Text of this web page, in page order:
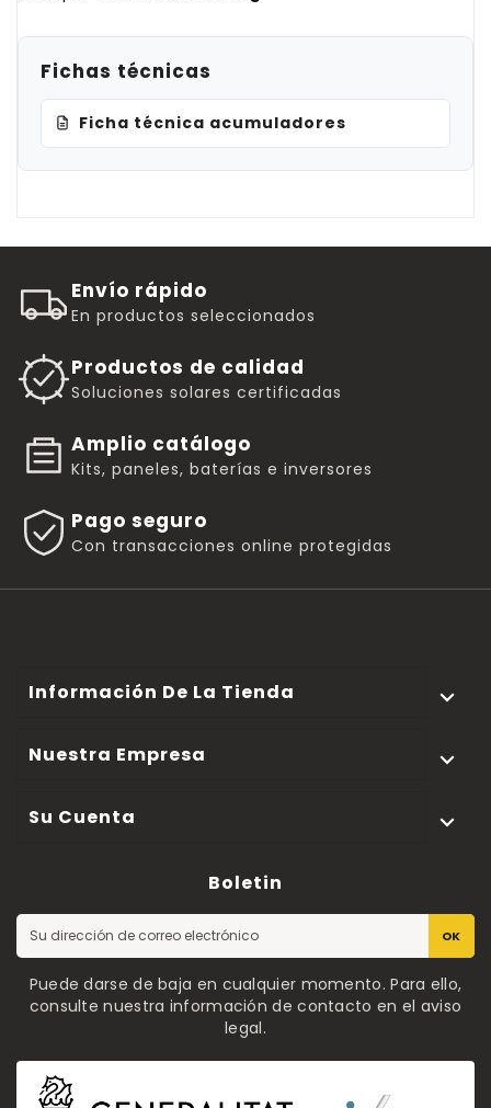
Fichas técnicas
Ficha técnica acumuladores
Envío rápido
En productos seleccionados
Productos de calidad
Soluciones solares certificadas
Amplio catálogo
Kits, paneles, baterías e inversores
Pago seguro
Con transacciones online protegidas
Información De La Tienda 
Nuestra Empresa 
Su Cuenta 
Boletin
OK
Puede darse de baja en cualquier momento. Para ello,
consulte nuestra información de contacto en el aviso
legal.